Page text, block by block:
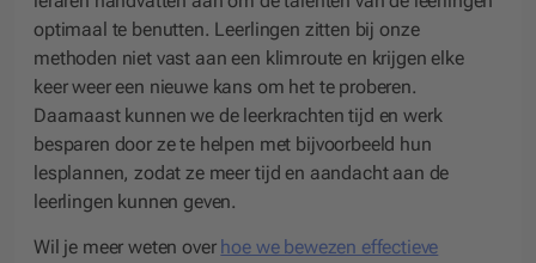
optimaal te benutten. Leerlingen zitten bij onze
methoden niet vast aan een klimroute en krijgen elke
keer weer een nieuwe kans om het te proberen.
Daarnaast kunnen we de leerkrachten tijd en werk
besparen door ze te helpen met bijvoorbeeld hun
lesplannen, zodat ze meer tijd en aandacht aan de
leerlingen kunnen geven.
Wil je meer weten over hoe we bewezen effectieve